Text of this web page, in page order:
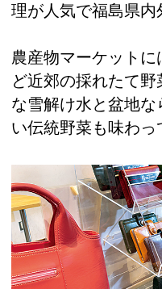
理が人気で福島県内
農産物マーケット
ど近郊の採れたて
な雪解け水と盆地
い伝統野菜も味わっ